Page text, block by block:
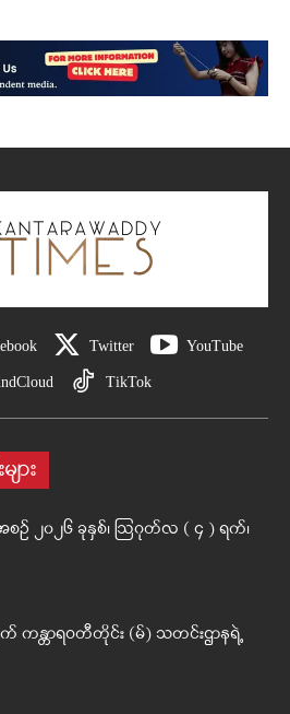
Twitter YouTube
TikTok
ား
စဉ် ၂၀၂၆ ခုနှစ်၊ ဩဂုတ်လ ( ၄ ) ရက်၊
တာရဝတီတိုင်း (မ်) သတင်းဌာနရဲ့